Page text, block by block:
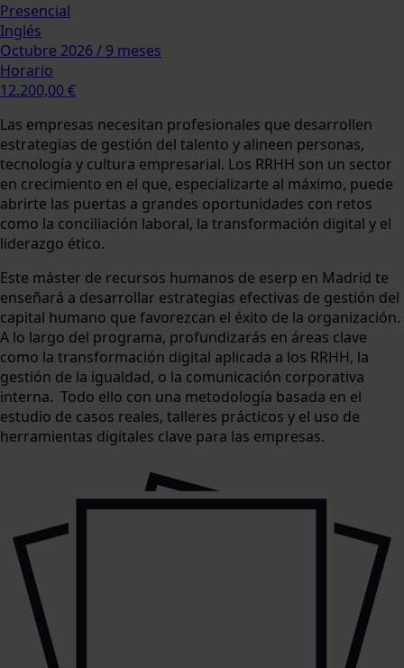
Presencial
Inglés
Octubre 2026 / 9 meses
Horario
12.200,00 €
Las empresas necesitan profesionales que desarrollen
estrategias de gestión del talento y alineen personas,
tecnología y cultura empresarial. Los RRHH son un sector
en crecimiento en el que, especializarte al máximo, puede
abrirte las puertas a grandes oportunidades con retos
como la conciliación laboral, la transformación digital y el
liderazgo ético.
Este máster de recursos humanos de eserp en Madrid te
enseñará a desarrollar estrategias efectivas de gestión del
capital humano que favorezcan el éxito de la organización.
A lo largo del programa, profundizarás en áreas clave
como la transformación digital aplicada a los RRHH, la
gestión de la igualdad, o la comunicación corporativa
interna. Todo ello con una metodología basada en el
estudio de casos reales, talleres prácticos y el uso de
herramientas digitales clave para las empresas.